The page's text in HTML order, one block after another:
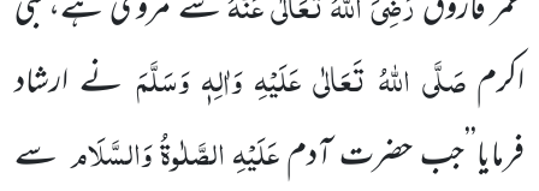
اکرمصَلَّی اللہُ تَعَالٰی عَلَیْہِ وَاٰلِہٖ وَسَلَّمَ نے ارشاد
فرمایا’’جب حضرت آدمعَلَیْہِ الصَّلٰوۃُ وَالسَّلَامسے